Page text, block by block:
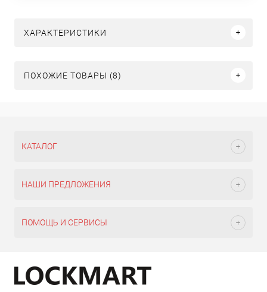
ХАРАКТЕРИСТИКИ
ПОХОЖИЕ ТОВАРЫ (8)
КАТАЛОГ
НАШИ ПРЕДЛОЖЕНИЯ
ПОМОЩЬ И СЕРВИСЫ